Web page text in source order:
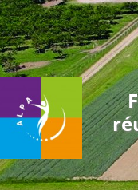
J'accepte
En utilisant ce site, vous
des fins d'analyse, de